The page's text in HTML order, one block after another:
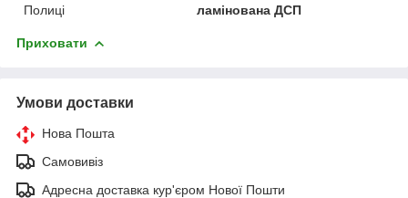
Полиці
ламінована ДСП
Приховати
Умови доставки
Нова Пошта
Самовивіз
Адресна доставка кур'єром Нової Пошти